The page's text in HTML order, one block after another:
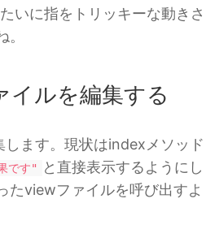
いに指をトリッキーな動きさ
ルを編集する
ます。現状はindexメソッド
です"
と直接表示するようにし
たviewファイルを呼び出すよ